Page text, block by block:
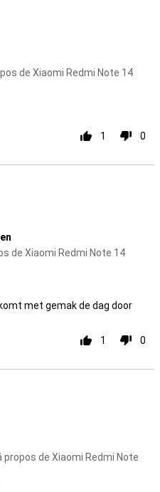
de Xiaomi Redmi Note 14
1 0
de Xiaomi Redmi Note 14
met gemak de dag door
1 0
de Xiaomi Redmi Note